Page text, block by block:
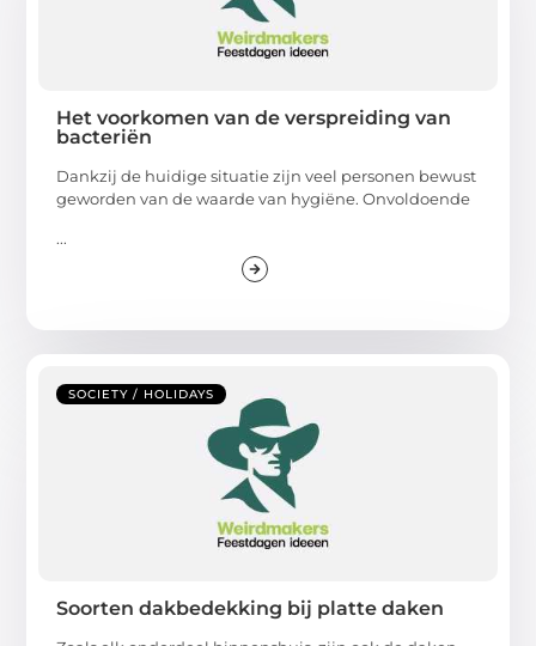
Het voorkomen van de verspreiding van
bacteriën
Dankzij de huidige situatie zijn veel personen bewust
geworden van de waarde van hygiëne. Onvoldoende
...
SOCIETY / HOLIDAYS
Soorten dakbedekking bij platte daken